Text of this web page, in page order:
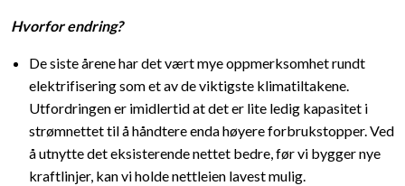
Hvorfor endring?
De siste årene har det vært mye oppmerksomhet rundt
elektrifisering som et av de viktigste klimatiltakene.
Utfordringen er imidlertid at det er lite ledig kapasitet i
strømnettet til å håndtere enda høyere forbrukstopper. Ved
å utnytte det eksisterende nettet bedre, før vi bygger nye
kraftlinjer, kan vi holde nettleien lavest mulig.